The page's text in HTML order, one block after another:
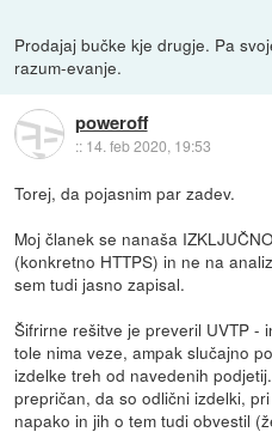
Prodajaj bučke kje drugje. Pa
razum-evanje.
poweroff
:: 14. feb 2020, 19:53
Torej, da pojasnim par zadev.
Moj članek se nanaša
(konkretno HTTPS) in ne na
sem tudi jasno zapisal.
Šifrirne rešitve je preveril UVTP -
tole nima veze, ampak slučajno
izdelke treh od navedenih
prepričan, da so odlični izdelki,
napako in jih o tem tudi obvestil